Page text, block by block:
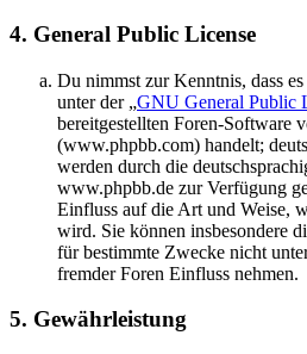
4. General Public License
Du nimmst zur Kenntnis, dass
unter der „GNU General Public
bereitgestellten Foren-Software
(www.phpbb.com) handelt;
werden durch die
www.phpbb.de zur Verfügung
Einfluss auf die Art und Weise,
wird. Sie können insbesondere
für bestimmte Zwecke nicht
fremder Foren Einfluss nehmen.
5. Gewährleistung